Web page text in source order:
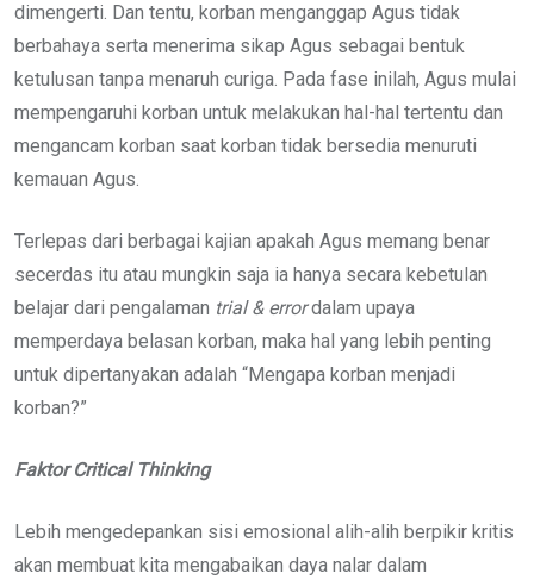
dimengerti. Dan tentu, korban menganggap Agus tidak
berbahaya serta menerima sikap Agus sebagai bentuk
ketulusan tanpa menaruh curiga. Pada fase inilah, Agus mulai
mempengaruhi korban untuk melakukan hal-hal tertentu dan
mengancam korban saat korban tidak bersedia menuruti
kemauan Agus.
Terlepas dari berbagai kajian apakah Agus memang benar
secerdas itu atau mungkin saja ia hanya secara kebetulan
belajar dari pengalaman trial & errordalam upaya
memperdaya belasan korban, maka hal yang lebih penting
untuk dipertanyakan adalah “Mengapa korban menjadi
korban?”
Faktor Critical Thinking
Lebih mengedepankan sisi emosional alih-alih berpikir kritis
akan membuat kita mengabaikan daya nalar dalam